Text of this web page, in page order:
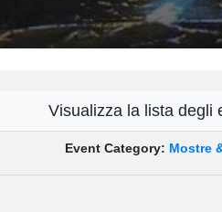
Visualizza la lista degli
Event Category: Mostre